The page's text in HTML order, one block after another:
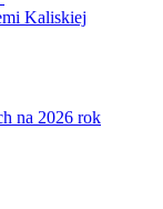
Kaliskiej
na 2026 rok